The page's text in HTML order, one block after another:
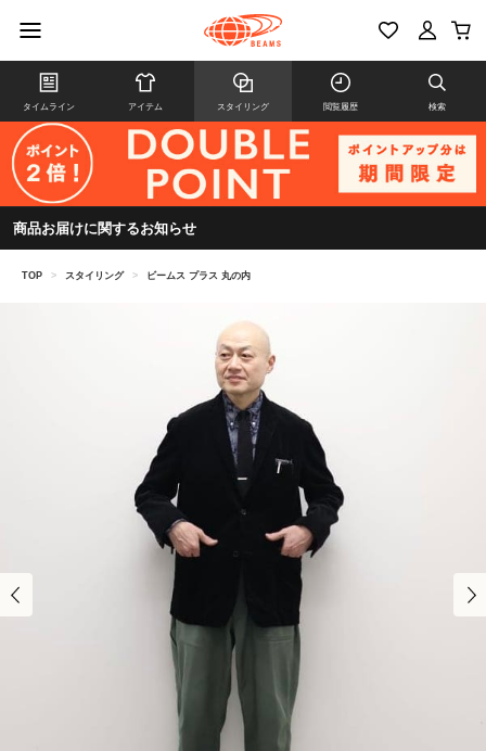
タイムライン アイテム スタイリング 閲覧履歴 検索
商品お届けに関するお知らせ
TOP > スタイリング > ビームス プラス 丸の内